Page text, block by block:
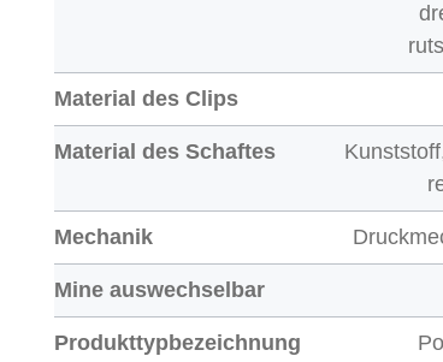
Material des Clips
Material des Schaftes
Mechanik
Mine auswechselbar
Produkttypbezeichnung